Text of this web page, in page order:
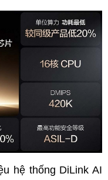
hệ thống DiLink AI